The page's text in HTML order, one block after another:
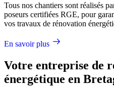
Tous nos chantiers sont réalisés
poseurs certifiées RGE, pour
vos travaux de rénovation
En savoir plus
Votre entreprise de
énergétique en